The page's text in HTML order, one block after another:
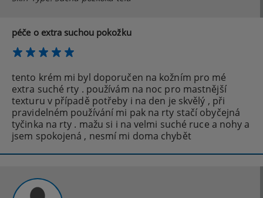
péče o extra suchou pokožku
tento krém mi byl doporučen na kožním pro mé
extra suché rty . používám na noc pro mastnější
texturu v případě potřeby i na den je skvělý , při
pravidelném používání mi pak na rty stačí obyčejná
tyčinka na rty . mažu si i na velmi suché ruce a nohy a
jsem spokojená , nesmí mi doma chybět